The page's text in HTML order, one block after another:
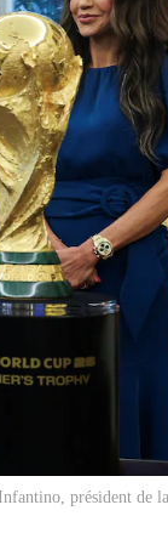
président de